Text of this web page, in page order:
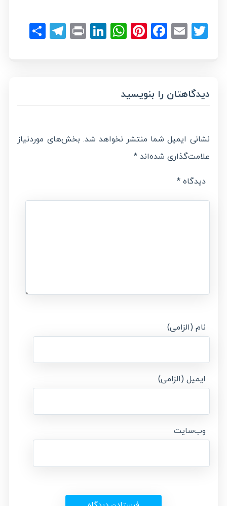
Twitter
Email
Facebook
Pinterest
WhatsApp
LinkedIn
Print
دیدگاهتان را بنویسید
نشانی ایمیل شما منتشر نخواهد شد. بخش‌های موردنیاز
علامت‌گذاری شده‌اند*
دیدگاه *
نام (الزامی)
ایمیل (الزامی)
وب‌سایت